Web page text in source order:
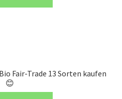
Fair-Trade 13 Sorten kaufen
😊